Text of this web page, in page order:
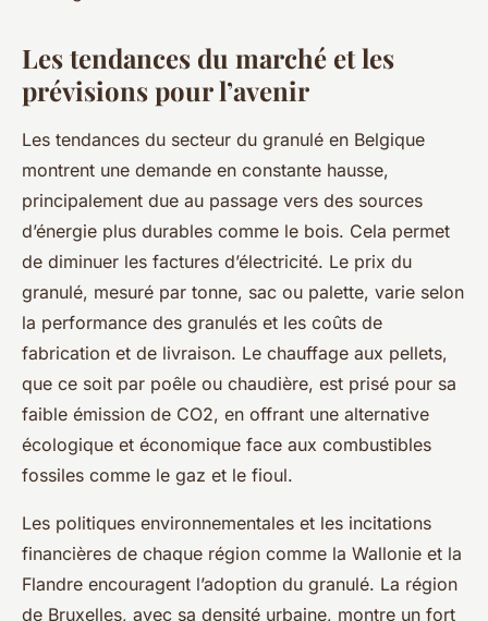
Les tendances du marché et les
prévisions pour l’avenir
Les tendances du secteur du granulé en Belgique
montrent une demande en constante hausse,
principalement due au passage vers des sources
d’énergie plus durables comme le bois. Cela permet
de diminuer les factures d’électricité. Le prix du
granulé, mesuré par tonne, sac ou palette, varie selon
la performance des granulés et les coûts de
fabrication et de livraison. Le chauffage aux pellets,
que ce soit par poêle ou chaudière, est prisé pour sa
faible émission de CO2, en offrant une alternative
écologique et économique face aux combustibles
fossiles comme le gaz et le fioul.
Les politiques environnementales et les incitations
financières de chaque région comme la Wallonie et la
Flandre encouragent l’adoption du granulé. La région
de Bruxelles, avec sa densité urbaine, montre un fort